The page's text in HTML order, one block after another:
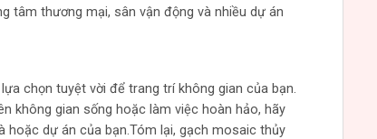
tâm thương mại, sân vận động và nhiều dự án
chọn tuyệt vời để trang trí không gian của bạn.
không gian sống hoặc làm việc hoàn hảo, hãy
dự án của bạn.Tóm lại, gạch mosaic thủy